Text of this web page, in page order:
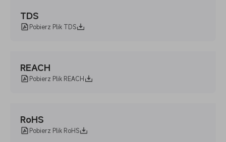
TDS
Pobierz Plik TDS
REACH
Pobierz Plik REACH
RoHS
Pobierz Plik RoHS